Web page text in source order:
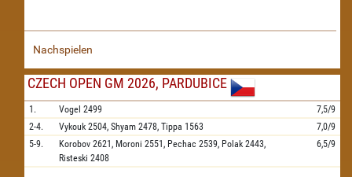
Nachspielen
CZECH OPEN GM 2026, PARDUBICE
1. Vogel 2499
7,5/9
2-4.
Vykouk 2504, Shyam 2478, Tippa 1563
7,0/9
5-9.
Korobov 2621, Moroni 2551, Pechac 2539, Polak 2443,
Risteski 2408
6,5/9